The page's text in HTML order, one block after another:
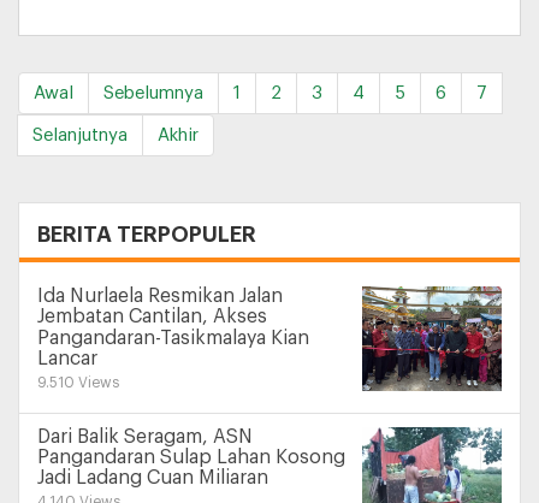
Awal Sebelumnya 1 2 3 4 5 6 7
Selanjutnya Akhir
BERITA TERPOPULER
Ida Nurlaela Resmikan Jalan
Jembatan Cantilan, Akses
Pangandaran-Tasikmalaya Kian
Lancar
9.510 Views
Dari Balik Seragam, ASN
Pangandaran Sulap Lahan Kosong
Jadi Ladang Cuan Miliaran